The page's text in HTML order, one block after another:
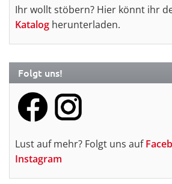
Ihr wollt stöbern? Hier könnt ihr
Katalog herunterladen.
Folgt uns!
Lust auf mehr? Folgt uns auf
Instagram